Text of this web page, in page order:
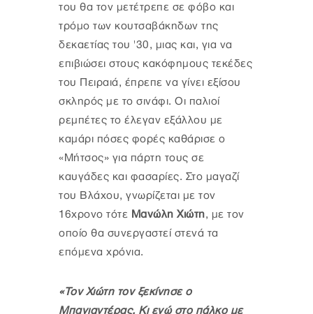
του θα τον μετέτρεπε σε φόβο και
τρόμο των κουτσαβάκηδων της
δεκαετίας του '30, μιας και, για να
επιβιώσει στους κακόφημους τεκέδες
του Πειραιά, έπρεπε να γίνει εξίσου
σκληρός με το σινάφι. Οι παλιοί
ρεμπέτες το έλεγαν εξάλλου με
καμάρι πόσες φορές καθάρισε ο
«Μήτσος» για πάρτη τους σε
καυγάδες και φασαρίες. Στο μαγαζί
του Βλάχου, γνωρίζεται με τον
16χρονο τότε Μανώλη Χιώτη, με τον
οποίο θα συνεργαστεί στενά τα
επόμενα χρόνια.
«Τον Χιώτη τον ξεκίνησε ο
Μπαγιαντέρας. Κι εγώ στο πάλκο με